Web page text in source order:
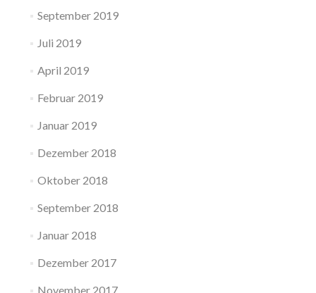
September 2019
Juli 2019
April 2019
Februar 2019
Januar 2019
Dezember 2018
Oktober 2018
September 2018
Januar 2018
Dezember 2017
November 2017